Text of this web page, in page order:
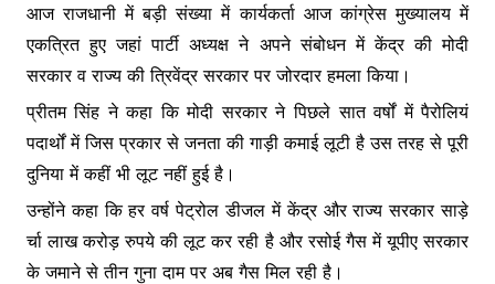
आज राजधानी में बड़ी संख्या में कार्यकर्ता आज कांग्रेस मुख्यालय में
एकत्रित हुए जहां पार्टी अध्यक्ष ने अपने संबोधन में केंद्र की मोदी
सरकार व राज्य की त्रिवेंद्र सरकार पर जोरदार हमला किया।
प्रीतम सिंह ने कहा कि मोदी सरकार ने पिछले सात वर्षों में पैरोलियं
पदार्थों में जिस प्रकार से जनता की गाड़ी कमाई लूटी है उस तरह से पूरी
दुनिया में कहीं भी लूट नहीं हुई है।
उन्होंने कहा कि हर वर्ष पेट्रोल डीजल में केंद्र और राज्य सरकार साड़े
र्चा लाख करोड़ रुपये की लूट कर रही है और रसोई गैस में यूपीए सरकार
के जमाने से तीन गुना दाम पर अब गैस मिल रही है।